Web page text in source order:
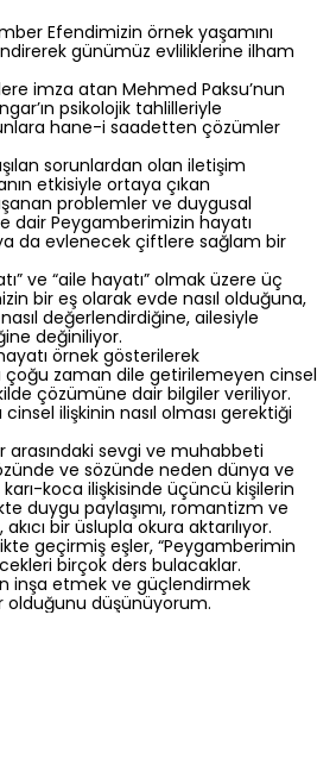
Efendimizin örnek yaşamını
günümüz evliliklerine ilham
imza atan Mehmed Paksu’nun
psikolojik tahlilleriyle
hane-i saadetten çözümler
sorunlardan olan iletişim
etkisiyle ortaya çıkan
problemler ve duygusal
dair Peygamberimizin hayatı
da evlenecek çiftlere sağlam bir
ve “aile hayatı” olmak üzere üç
bir eş olarak evde nasıl olduğuna,
değerlendirdiğine, ailesiyle
değiniliyor.
örnek gösterilerek
çoğu zaman dile getirilemeyen cinsel
çözümüne dair bilgiler veriliyor.
cinsel ilişkinin nasıl olması gerektiği
sevgi ve muhabbeti
ve sözünde neden dünya ve
koca ilişkisinde üçüncü kişilerin
duygu paylaşımı, romantizm ve
bir üslupla okura aktarılıyor.
geçirmiş eşler, “Peygamberimin
birçok ders bulacaklar.
inşa etmek ve güçlendirmek
olduğunu düşünüyorum.